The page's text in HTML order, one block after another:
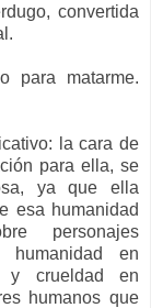
convertida
para matarme.
la cara de
para ella, se
ya que ella
esa humanidad
personajes
humanidad en
y crueldad en
humanos que